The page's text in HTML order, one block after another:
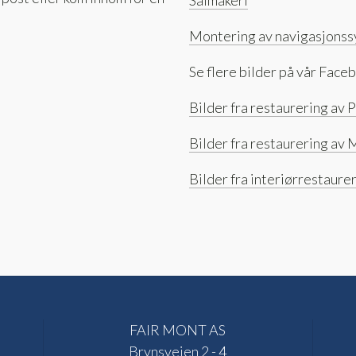
Montering av
Se flere bilder på vår
Bilder fra restaurering av
Bilder fra restaurering av
Bilder fra
FAIR MONT AS
Brynsveien 2 - 4